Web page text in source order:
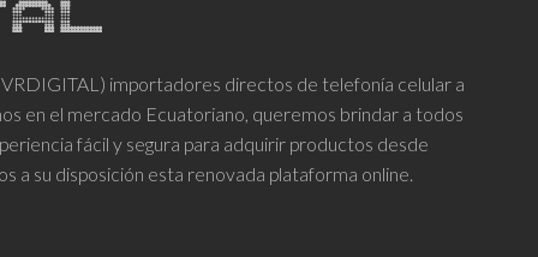
importadores directos de telefonía celular a
en el mercado Ecuatoriano, queremos brindar a todos
fácil y segura para adquirir productos desde
a su disposición esta renovada plataforma online.